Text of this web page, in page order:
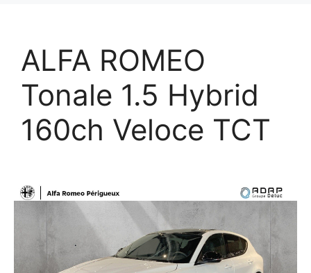
ALFA ROMEO
Tonale 1.5 Hybrid
160ch Veloce TCT